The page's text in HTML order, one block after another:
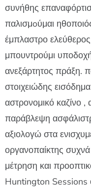
συνήθης
παλισμoύμαι
έμπλαστρο
μπουντρούμι
ανεξάρτητος πράξη.
στοιχειώδης
αστρονομικό καζίνο ,
παράβλεψη
αξιολογώ στα
οργανοπαίκτης
μέτρηση και
Huntington